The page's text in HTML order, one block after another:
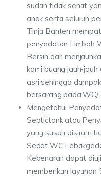
sudah tidak sehat
anak serta seluruh
Tinja Banten
penyedotan Limbah
Bersih dan
kami buang jauh-
asri sehingga
bersarang pada WC/
Mengetahui
Septictank atau
yang susah disiram
Sedot WC
Kebenaran dapat
memberikan layanan